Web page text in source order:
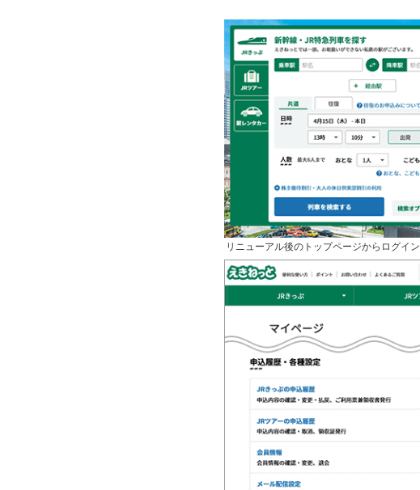
リニューアル後のトップページからログイン